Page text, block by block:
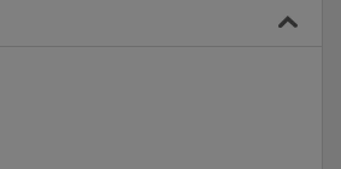
en materia de fiscalidad internacional